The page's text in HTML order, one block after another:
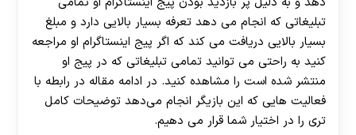
تبلیغاتی که انجام می‌ دهد تعرفه بسیار بالایی دارد و مبلغ
بسیار بالایی دریافت می‌ کند که اگر پیج اینستاگرام او مراجعه
کنید به راحتی می توانید تمامی تبلیغاتی که در پیج او
منتشر شده است را مشاهده کنید. در ادامه مقاله در رابطه با
فعالیت هایی که این بازیگر انجام می‌دهد توضیحات کامل
تری را در اختیار شما قرار می دهیم.